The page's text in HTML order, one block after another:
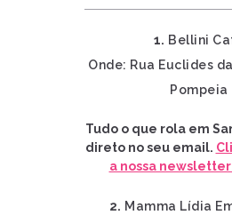
1. Bellini
Onde: Rua Euclides
Pompeia
Tudo o que rola em
direto no seu email.
a nossa
2. Mamma Lídia